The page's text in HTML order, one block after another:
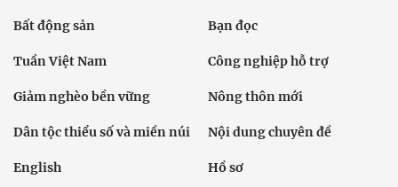
Bất động sản Bạn đọc
Tuần Việt Nam Công nghiệp hỗ trợ
Giảm nghèo bền vững Nông thôn mới
Dân tộc thiểu số và miền núi Nội dung chuyên đề
English Hồ sơ